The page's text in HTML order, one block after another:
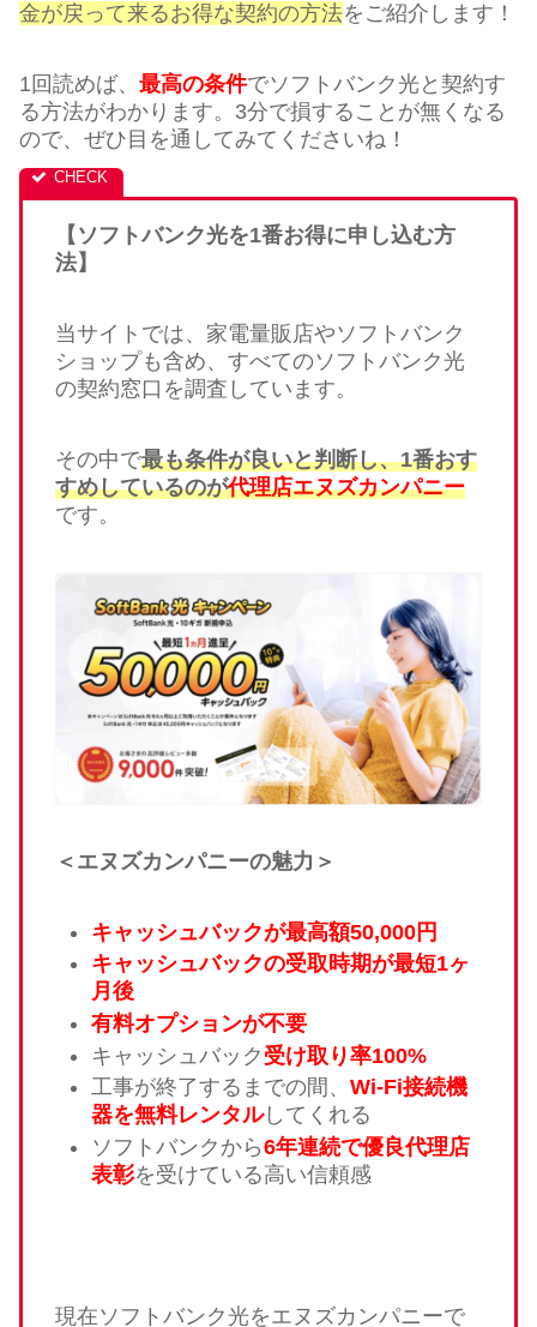
金が戻って来るお得な契約の方法をご紹介します！
1回読めば、 最高の条件でソフトバンク光と契約す
る方法がわかります。3分で損することが無くなる
ので、ぜひ目を通してみてくださいね！
【ソフトバンク光を1番お得に申し込む方
法】
当サイトでは、家電量販店やソフトバンク
ショップも含め、すべてのソフトバンク光
の契約窓口を調査しています。
その中で最も条件が良いと判断し、1番おす
すめしているのが代理店エヌズカンパニー
です。
＜エヌズカンパニーの魅力＞
キャッシュバックが最高額50,000円
キャッシュバックの受取時期が最短1ヶ
月後
有料オプションが不要
キャッシュバック 受け取り率100%
工事が終了するまでの間、 Wi-Fi接続機
器を無料レンタルしてくれる
ソフトバンクから6年連続で優良代理店
表彰を受けている高い信頼感
現在ソフトバンク光をエヌズカンパニーで